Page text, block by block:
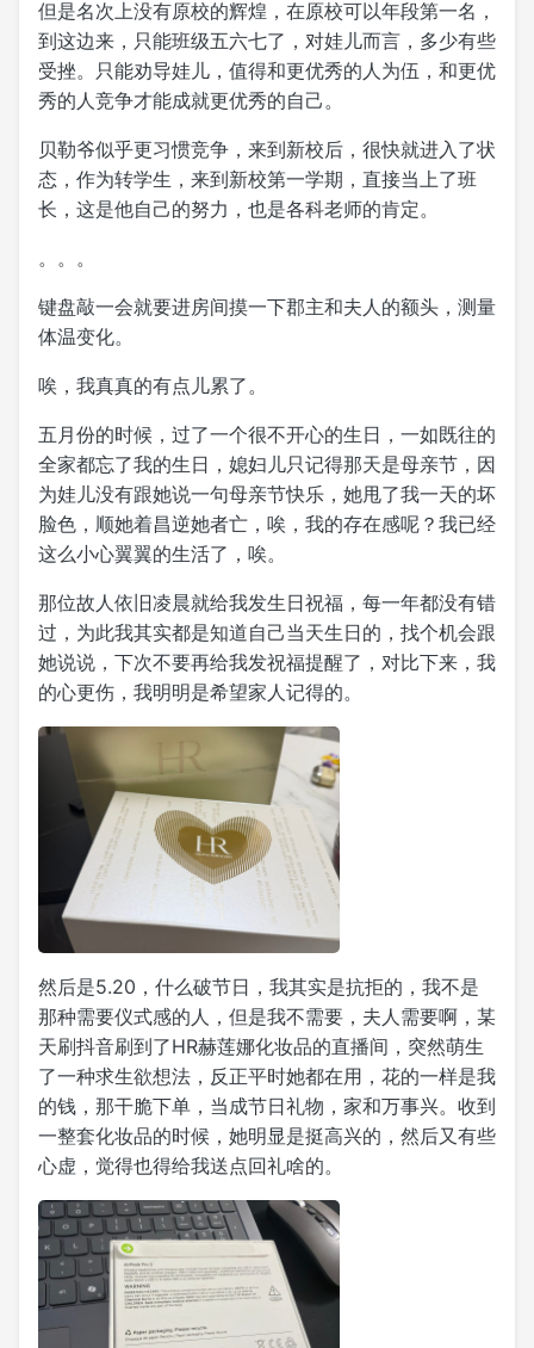
但是名次上没有原校的辉煌，在原校可以年段第一名，
到这边来，只能班级五六七了，对娃儿而言，多少有些
受挫。只能劝导娃儿，值得和更优秀的人为伍，和更优
秀的人竞争才能成就更优秀的自己。
贝勒爷似乎更习惯竞争，来到新校后，很快就进入了状
态，作为转学生，来到新校第一学期，直接当上了班
长，这是他自己的努力，也是各科老师的肯定。
。。。
键盘敲一会就要进房间摸一下郡主和夫人的额头，测量
体温变化。
唉，我真真的有点儿累了。
五月份的时候，过了一个很不开心的生日，一如既往的
全家都忘了我的生日，媳妇儿只记得那天是母亲节，因
为娃儿没有跟她说一句母亲节快乐，她甩了我一天的坏
脸色，顺她着昌逆她者亡，唉，我的存在感呢？我已经
这么小心翼翼的生活了，唉。
那位故人依旧凌晨就给我发生日祝福，每一年都没有错
过，为此我其实都是知道自己当天生日的，找个机会跟
她说说，下次不要再给我发祝福提醒了，对比下来，我
的心更伤，我明明是希望家人记得的。
然后是5.20，什么破节日，我其实是抗拒的，我不是
那种需要仪式感的人，但是我不需要，夫人需要啊，某
天刷抖音刷到了HR赫莲娜化妆品的直播间，突然萌生
了一种求生欲想法，反正平时她都在用，花的一样是我
的钱，那干脆下单，当成节日礼物，家和万事兴。收到
一整套化妆品的时候，她明显是挺高兴的，然后又有些
心虚，觉得也得给我送点回礼啥的。